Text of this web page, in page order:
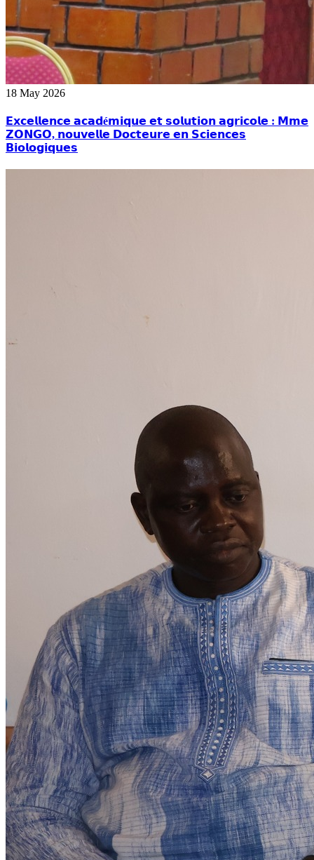
18 May 2026
𝗘𝘅𝗰𝗲𝗹𝗹𝗲𝗻𝗰𝗲 𝗮𝗰𝗮𝗱é𝗺𝗶𝗾𝘂𝗲 𝗲𝘁 𝘀𝗼𝗹𝘂𝘁𝗶𝗼𝗻 𝗮𝗴𝗿𝗶𝗰𝗼𝗹𝗲 : 𝗠𝗺𝗲
𝗭𝗢𝗡𝗚𝗢, 𝗻𝗼𝘂𝘃𝗲𝗹𝗹𝗲 𝗗𝗼𝗰𝘁𝗲𝘂𝗿𝗲 𝗲𝗻 𝗦𝗰𝗶𝗲𝗻𝗰𝗲𝘀
𝗕𝗶𝗼𝗹𝗼𝗴𝗶𝗾𝘂𝗲𝘀‎